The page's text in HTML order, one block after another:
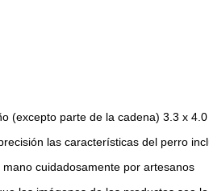
(excepto parte de la cadena) 3.3 x
las características del perro
cuidadosamente por artesanos